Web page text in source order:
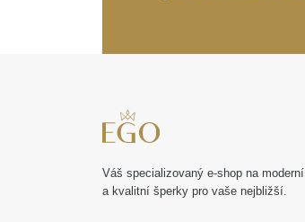
Váš specializovaný e-shop na moderní
a kvalitní šperky pro vaše nejbližší.